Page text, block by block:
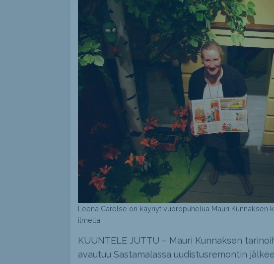
Leena Carelse on käynyt vuoropuhelua Mauri Kunnaksen
ilmettä.
KUUNTELE JUTTU – Mauri Kunnaksen
avautuu Sastamalassa uudistusremontin